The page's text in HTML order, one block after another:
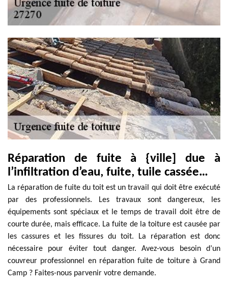
Réparation de fuite à {ville] due à
l’infiltration d’eau, fuite, tuile cassée…
La réparation de fuite du toit est un travail qui doit être exécuté
par des professionnels. Les travaux sont dangereux, les
équipements sont spéciaux et le temps de travail doit être de
courte durée, mais efficace. La fuite de la toiture est causée par
les cassures et les fissures du toit. La réparation est donc
nécessaire pour éviter tout danger. Avez-vous besoin d’un
couvreur professionnel en réparation fuite de toiture à Grand
Camp ? Faites-nous parvenir votre demande.